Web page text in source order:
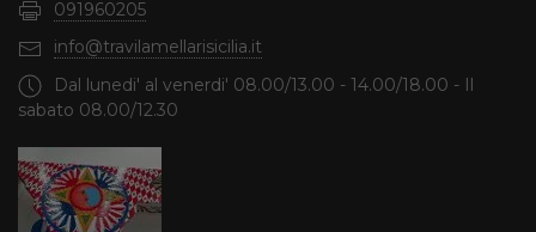
091960205
info@travilamellarisicilia.it
Dal lunedi' al venerdi' 08.00/13.00 - 14.00/18.00 - Il
sabato 08.00/12.30